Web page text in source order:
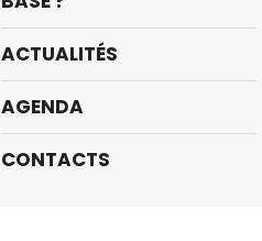
ACTUALITÉS
AGENDA
CONTACTS